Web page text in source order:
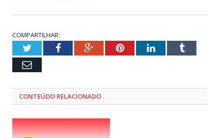
COMPARTILHAR:
TwitterFacebookGoogle+PinterestLinkedInTumblr
Email
CONTEÚDO RELACIONADO